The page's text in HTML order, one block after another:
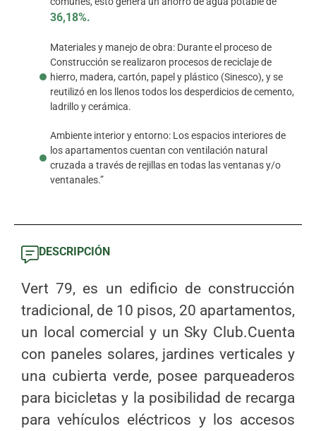
36,18%.
Materiales y manejo de obra: Durante el proceso de
Construcción se realizaron procesos de reciclaje de
hierro, madera, cartón, papel y plástico (Sinesco), y se
reutilizó en los llenos todos los desperdicios de cemento,
ladrillo y cerámica.
Ambiente interior y entorno: Los espacios interiores de
los apartamentos cuentan con ventilación natural
cruzada a través de rejillas en todas las ventanas y/o
ventanales.”
DESCRIPCIÓN
Vert 79, es un edificio de construcción
tradicional, de 10 pisos, 20 apartamentos,
un local comercial y un Sky Club.Cuenta
con paneles solares, jardines verticales y
una cubierta verde, posee parqueaderos
para bicicletas y la posibilidad de recarga
para vehículos eléctricos y los accesos